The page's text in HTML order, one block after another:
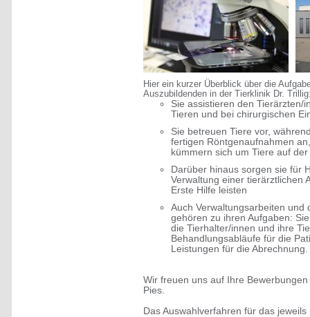
Hier ein kurzer Überblick über die
Auszubildenden in der Tierklinik Dr.
Sie assistieren den Tierärzten/
Tieren und bei chirurgischen
Sie betreuen Tiere vor,
fertigen Röntgenaufnahmen
kümmern sich um Tiere auf
Darüber hinaus sorgen sie für
Verwaltung einer tierärztlichen
Erste Hilfe leisten
Auch Verwaltungsarbeiten und
gehören zu ihren Aufgaben:
die Tierhalter/innen und ihre
Behandlungsabläufe für die
Leistungen für die Abrechnung.
Wir freuen uns auf Ihre
Pies.
Das Auswahlverfahren für das